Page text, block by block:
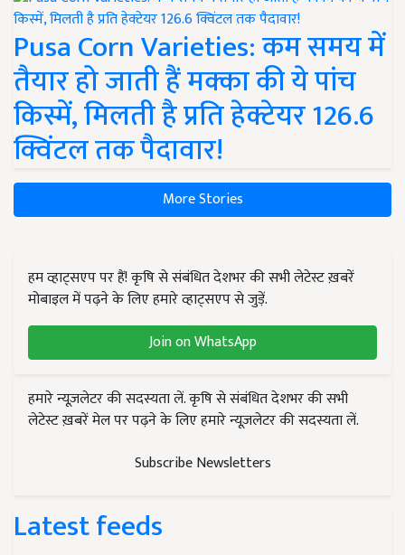
Pusa Corn Varieties: कम समय में
तैयार हो जाती हैं मक्का की ये पांच
किस्में, मिलती है प्रति हेक्टेयर 126.6
क्विंटल तक पैदावार!
More Stories
हम व्हाट्सएप पर हैं! कृषि से संबंधित देशभर की सभी लेटेस्ट ख़बरें
मोबाइल में पढ़ने के लिए हमारे व्हाट्सएप से जुड़ें.
Join on WhatsApp
हमारे न्यूज़लेटर की सदस्यता लें. कृषि से संबंधित देशभर की सभी
लेटेस्ट ख़बरें मेल पर पढ़ने के लिए हमारे न्यूज़लेटर की सदस्यता लें.
Subscribe Newsletters
Latest feeds